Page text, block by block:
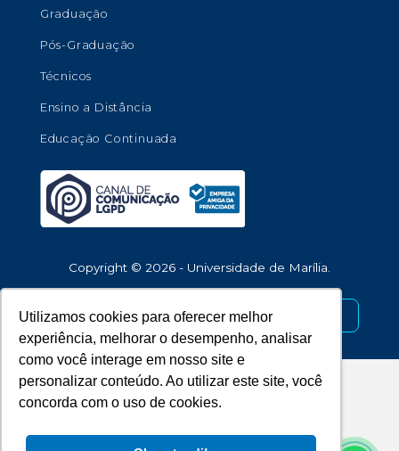
Utilizamos cookies para oferecer melhor
experiência, melhorar o desempenho, analisar
como você interage em nosso site e
personalizar conteúdo. Ao utilizar este site, você
concorda com o uso de cookies.
Graduação
Pós-Graduação
Técnicos
Ensino a Distância
Educação Continuada
Copyright © 2026 - Universidade de Marília.
Desenvolvido por